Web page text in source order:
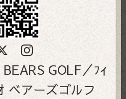
GOLF／ﾌｨ
ベアーズゴルフ